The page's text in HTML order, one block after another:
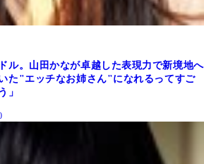
ル。山田かなが卓越した表現力で新境地へ
た"エッチなお姉さん"になれるってすご
」